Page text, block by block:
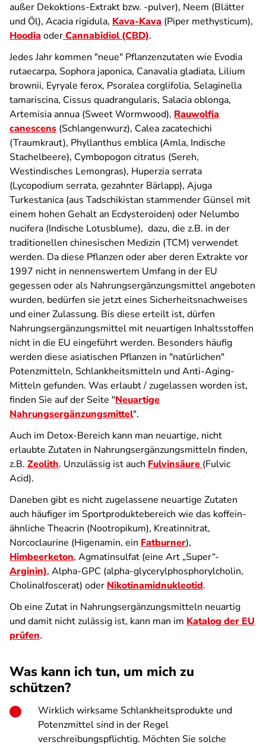
außer Dekoktions-Extrakt bzw. -pulver), Neem (Blätter
und Öl), Acacia rigidula, Kava-Kava (Piper methysticum),
Hoodia oderCannabidiol (CBD).
Jedes Jahr kommen "neue" Pflanzenzutaten wie Evodia
rutaecarpa, Sophora japonica, Canavalia gladiata, Lilium
brownii, Eyryale ferox, Psoralea corglifolia, Selaginella
tamariscina, Cissus quadrangularis, Salacia oblonga,
Artemisia annua (Sweet Wormwood), Rauwolfia
canescens (Schlangenwurz), Calea zacatechichi
(Traumkraut), Phyllanthus emblica (Amla, Indische
Stachelbeere), Cymbopogon citratus (Sereh,
Westindisches Lemongras), Huperzia serrata
(Lycopodium serrata, gezahnter Bärlapp), Ajuga
Turkestanica (aus Tadschikistan stammender Günsel mit
einem hohen Gehalt an Ecdysteroiden) oder Nelumbo
nucifera (Indische Lotusblume), dazu, die z.B. in der
traditionellen chinesischen Medizin (TCM) verwendet
werden. Da diese Pflanzen oder aber deren Extrakte vor
1997 nicht in nennenswertem Umfang in der EU
gegessen oder als Nahrungsergänzungsmittel angeboten
wurden, bedürfen sie jetzt eines Sicherheitsnachweises
und einer Zulassung. Bis diese erteilt ist, dürfen
Nahrungsergänzungsmittel mit neuartigen Inhaltsstoffen
nicht in die EU eingeführt werden. Besonders häufig
werden diese asiatischen Pflanzen in "natürlichen"
Potenzmitteln, Schlankheitsmitteln und Anti-Aging-
Mitteln gefunden. Was erlaubt / zugelassen worden ist,
finden Sie auf der Seite "Neuartige
Nahrungsergänzungsmittel".
Auch im Detox-Bereich kann man neuartige, nicht
erlaubte Zutaten in Nahrungsergänzungsmitteln finden,
z.B. Zeolith. Unzulässig ist auch Fulvinsäure (Fulvic
Acid).
Daneben gibt es nicht zugelassene neuartige Zutaten
auch häufiger im Sportproduktebereich wie das koffein-
ähnliche Theacrin (Nootropikum), Kreatinnitrat,
Norcoclaurine (Higenamin, ein Fatburner),
Himbeerketon, Agmatinsulfat (eine Art „Super“-
Arginin), Alpha-GPC (alpha-glycerylphosphorylcholin,
Cholinalfoscerat) oder Nikotinamidnukleotid.
Ob eine Zutat in Nahrungsergänzungsmitteln neuartig
und damit nicht zulässig ist, kann man im Katalog der EU
prüfen.
Was kann ich tun, um mich zu
schützen?
Wirklich wirksame Schlankheitsprodukte und
Potenzmittel sind in der Regel
verschreibungspflichtig. Möchten Sie solche